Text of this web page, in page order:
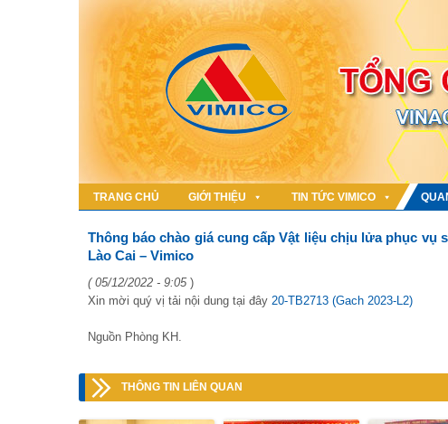
TRANG CHỦ GIỚI THIỆU TIN TỨC VIMICO
Thông báo chào giá cung cấp Vật liệu chịu lửa phục vụ
Lào Cai – Vimico
( 05/12/2022 - 9:05)
Xin mời quý vị tải nội dung tại đây 20-TB2713 (Gach 2023-L2)
Nguồn Phòng KH.
THÔNG TIN LIÊN QUAN